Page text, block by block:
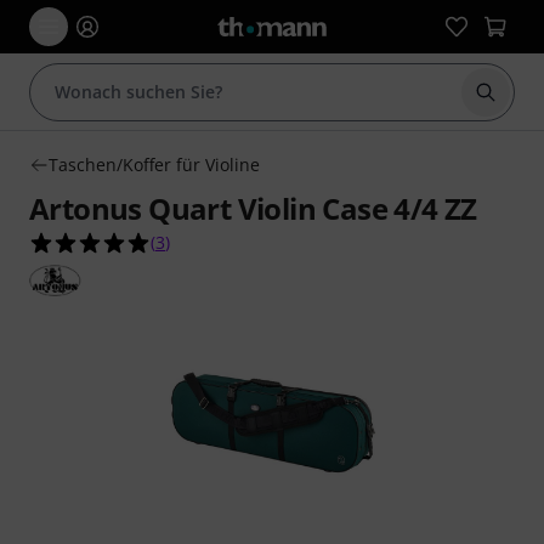
Suche
Taschen/Koffer für Violine
Artonus Quart Violin Case 4/4 ZZ
5.0 von 5 Sternen aus 3 Kundenbewertungen
(3)